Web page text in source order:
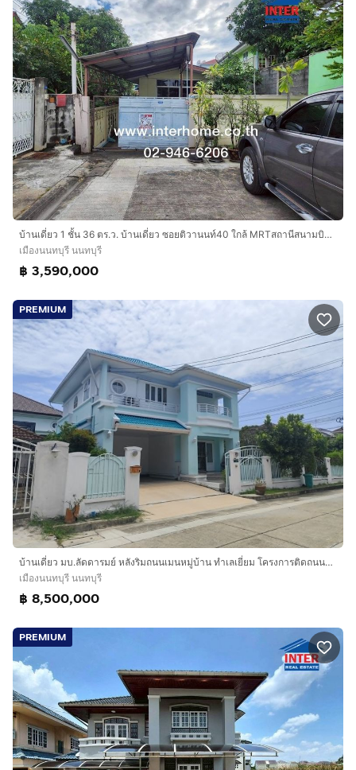
บ้านเดี่ยว 1 ชั้น 36 ตร.ว. บ้านเดี่ยว ซอยติวานนท์40 ใกล้ MRTสถานีสนามบินน้ำ ถนนติวานนท์ ถนนรัตนาธิเบศน์ เมืองนนทบุรี นนทบุรี
เมืองนนทบุรี นนทบุรี
฿ 3,590,000
PREMIUM
บ้านเดี่ยว มบ.ลัดดารมย์ หลังริมถนนเมนหมู่บ้าน ทำเลเยี่ยม โครงการติดถนนใหญ่ รัตนาธิเบศร์ หน้าทางเข้าติด MRT สีม่วง(ไทรม้า)
เมืองนนทบุรี นนทบุรี
฿ 8,500,000
PREMIUM